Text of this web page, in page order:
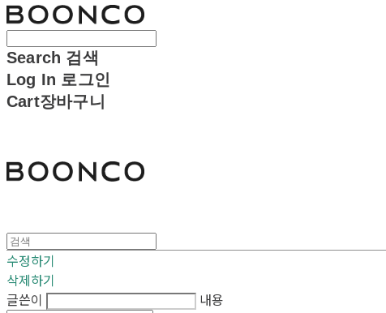
Search 검색
Log In 로그인
Cart장바구니
수정하기
삭제하기
글쓴이
내용